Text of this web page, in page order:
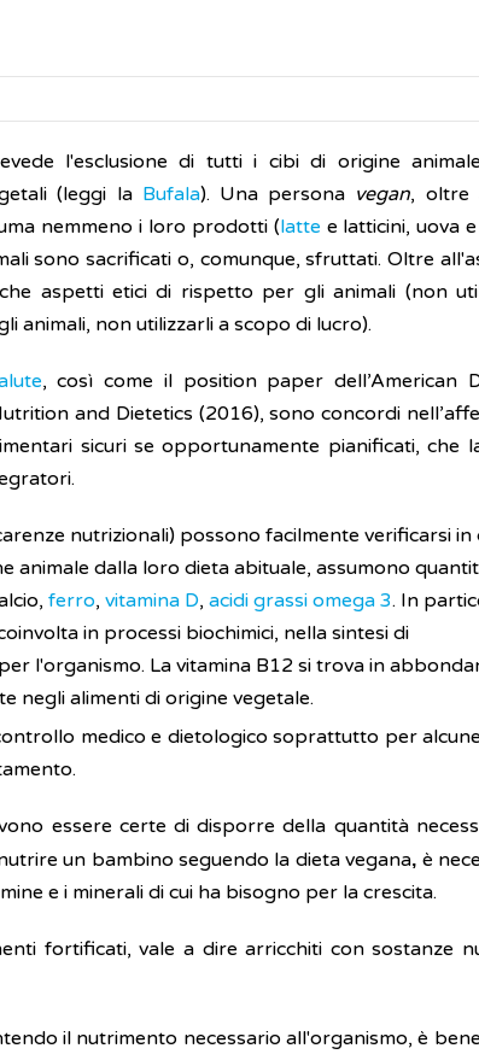
l'esclusione di tutti i cibi di origine
(leggi laBufala). Una persona vegan, oltre
nemmeno i loro prodotti (latte e latticini, uova
sono sacrificati o, comunque, sfruttati. Oltre
aspetti etici di rispetto per gli animali (non
animali, non utilizzarli a scopo di lucro).
, così come il position paper dell’American
and Dietetics (2016), sono concordi
sicuri se opportunamente pianificati, che
nutrizionali) possono facilmente verificarsi in
animale dalla loro dieta abituale, assumono
ferro, vitamina D, acidi grassi omega 3. In
in processi biochimici, nella sintesi di
l'organismo. La vitamina B12 si trova in
negli alimenti di origine vegetale.
medico e dietologico soprattutto per
essere certe di disporre della quantità
un bambino seguendo la dieta vegana, è
e i minerali di cui ha bisogno per la crescita.
fortificati, vale a dire arricchiti con sostanze
il nutrimento necessario all'organismo, è